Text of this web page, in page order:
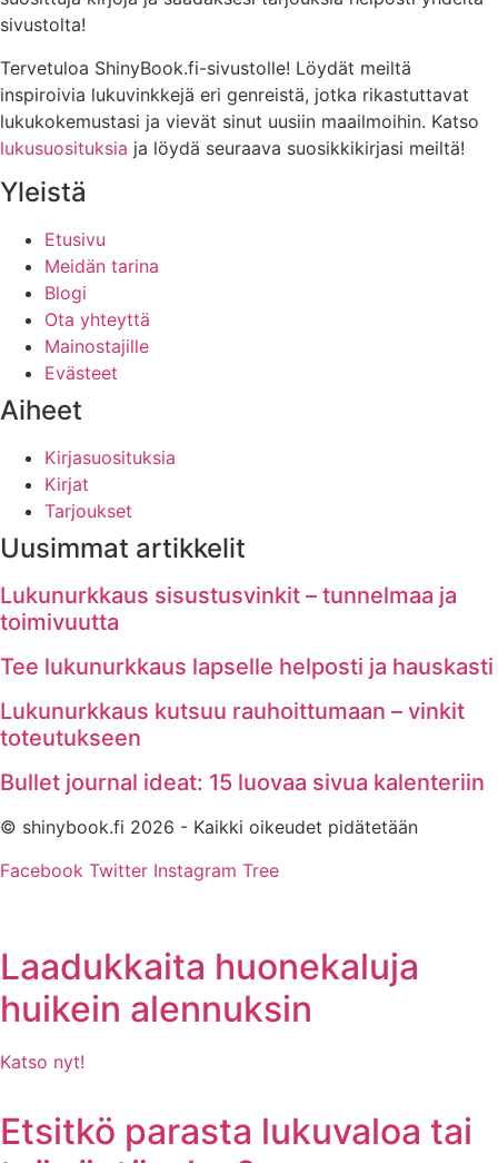
sivustolta!
Tervetuloa ShinyBook.fi-sivustolle! Löydät meiltä
inspiroivia lukuvinkkejä eri genreistä, jotka rikastuttavat
lukukokemustasi ja vievät sinut uusiin maailmoihin. Katso
lukusuosituksia ja löydä seuraava suosikkikirjasi meiltä!
Yleistä
Etusivu
Meidän tarina
Blogi
Ota yhteyttä
Mainostajille
Evästeet
Aiheet
Kirjasuosituksia
Kirjat
Tarjoukset
Uusimmat artikkelit
Lukunurkkaus sisustusvinkit – tunnelmaa ja
toimivuutta
Tee lukunurkkaus lapselle helposti ja hauskasti
Lukunurkkaus kutsuu rauhoittumaan – vinkit
toteutukseen
Bullet journal ideat: 15 luovaa sivua kalenteriin
© shinybook.fi 2026 - Kaikki oikeudet pidätetään
Facebook Twitter Instagram Tree
Laadukkaita huonekaluja
huikein alennuksin
Katso nyt!
Etsitkö parasta lukuvaloa tai